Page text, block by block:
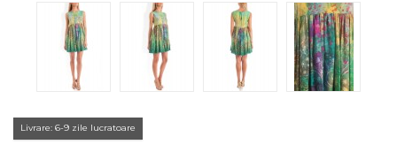
Livrare: 6-9 zile lucratoare